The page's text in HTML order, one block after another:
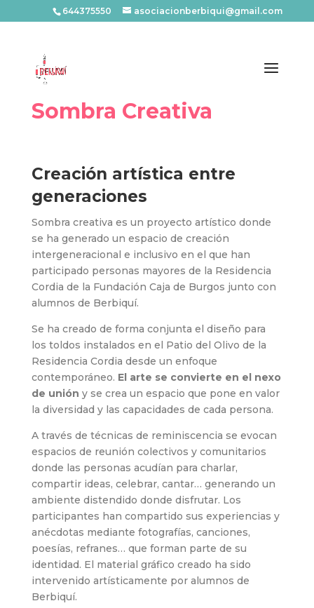
644375550 asociacionberbiqui@gmail.com
Sombra Creativa
Creación artística entre
generaciones
Sombra creativa es un proyecto artístico donde
se ha generado un espacio de creación
intergeneracional e inclusivo en el que han
participado personas mayores de la Residencia
Cordia de la Fundación Caja de Burgos junto con
alumnos de Berbiquí.
Se ha creado de forma conjunta el diseño para
los toldos instalados en el Patio del Olivo de la
Residencia Cordia desde un enfoque
contemporáneo. El arte se convierte en el nexo
de unión y se crea un espacio que pone en valor
la diversidad y las capacidades de cada persona.
A través de técnicas de reminiscencia se evocan
espacios de reunión colectivos y comunitarios
donde las personas acudían para charlar,
compartir ideas, celebrar, cantar… generando un
ambiente distendido donde disfrutar. Los
participantes han compartido sus experiencias y
anécdotas mediante fotografías, canciones,
poesías, refranes… que forman parte de su
identidad. El material gráfico creado ha sido
intervenido artísticamente por alumnos de
Berbiquí.